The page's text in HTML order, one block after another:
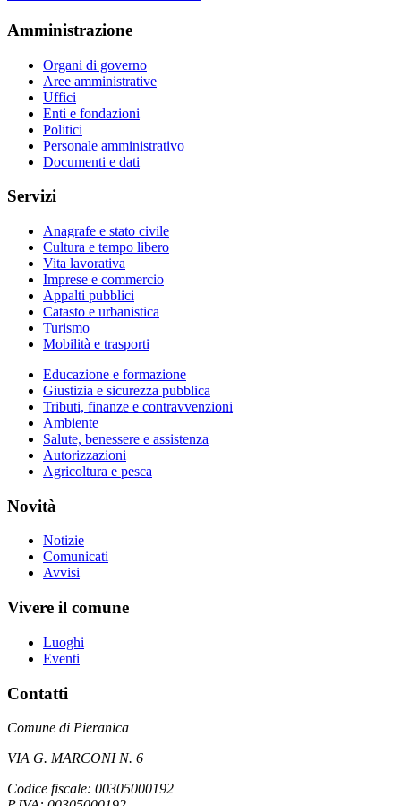
Amministrazione
Organi di governo
Aree amministrative
Uffici
Enti e fondazioni
Politici
Personale amministrativo
Documenti e dati
Servizi
Anagrafe e stato civile
Cultura e tempo libero
Vita lavorativa
Imprese e commercio
Appalti pubblici
Catasto e urbanistica
Turismo
Mobilità e trasporti
Educazione e formazione
Giustizia e sicurezza pubblica
Tributi, finanze e contravvenzioni
Ambiente
Salute, benessere e assistenza
Autorizzazioni
Agricoltura e pesca
Novità
Notizie
Comunicati
Avvisi
Vivere il comune
Luoghi
Eventi
Contatti
Comune di Pieranica
VIA G. MARCONI N. 6
Codice fiscale: 00305000192